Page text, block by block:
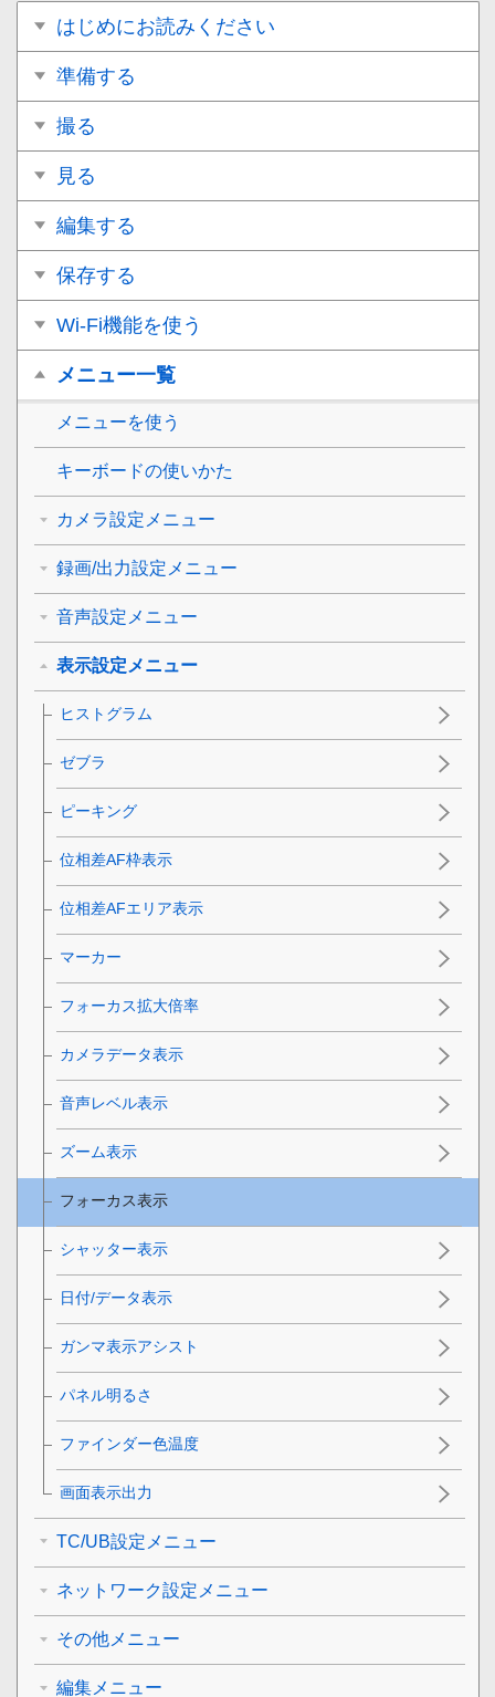
はじめにお読みください
準備する
撮る
見る
編集する
保存する
Wi-Fi機能を使う
メニュー一覧
メニューを使う
キーボードの使いかた
カメラ設定メニュー
録画/出力設定メニュー
音声設定メニュー
表示設定メニュー
ヒストグラム
ゼブラ
ピーキング
位相差AF枠表示
位相差AFエリア表示
マーカー
フォーカス拡大倍率
カメラデータ表示
音声レベル表示
ズーム表示
フォーカス表示
シャッター表示
日付/データ表示
ガンマ表示アシスト
パネル明るさ
ファインダー色温度
画面表示出力
TC/UB設定メニュー
ネットワーク設定メニュー
その他メニュー
編集メニュー